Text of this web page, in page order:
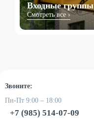
Входные группы
Смотреть все ›
Звоните:
Пн-Пт 9:00 – 18:00
+7 (985) 514-07-09